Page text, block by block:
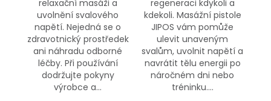
relaxační masáži a
uvolnění svalového
napětí. Nejedná se o
zdravotnický prostředek
ani náhradu odborné
léčby. Při používání
dodržujte pokyny
výrobce a...
regeneraci kdykoli a
kdekoli. Masážní pistole
JIPOS vám pomůže
ulevit unaveným
svalům, uvolnit napětí a
navrátit tělu energii po
náročném dni nebo
tréninku....